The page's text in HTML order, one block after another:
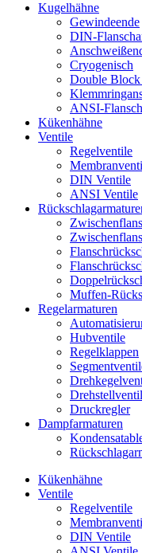
Kugelhähne
Gewindeende
DIN-
Cryogenisch
Double Block
ANSI-
Kükenhähne
Ventile
Regelventile
DIN Ventile
ANSI Ventile
Muffen-
Regelarmaturen
Hubventile
Regelklappen
Drehstellventil
Druckregler
Dampfarmaturen
Kükenhähne
Ventile
Regelventile
DIN Ventile